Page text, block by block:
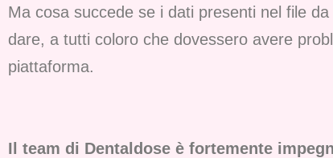
Ma cosa succede se i dati presenti nel file
dare, a tutti coloro che dovessero avere
piattaforma.
Il team di Dentaldose è fortemente